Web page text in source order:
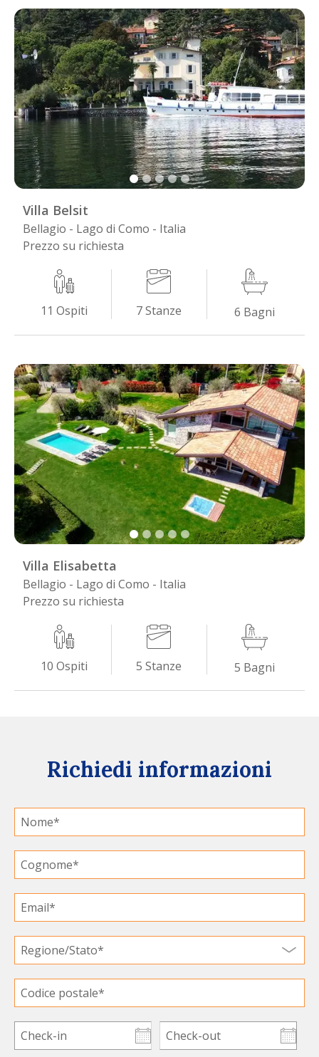
Villa Belsit
Bellagio - Lago di Como - Italia
Prezzo su richiesta
11 Ospiti 7 Stanze 6 Bagni
Villa Elisabetta
Bellagio - Lago di Como - Italia
Prezzo su richiesta
10 Ospiti 5 Stanze 5 Bagni
Richiedi informazioni